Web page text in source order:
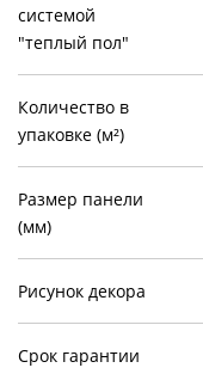
системой
"теплый пол"
Количество в
упаковке (м²)
Размер панели
(мм)
Рисунок декора
Срок гарантии